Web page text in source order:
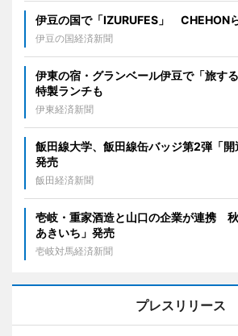
伊豆の国で「IZURUFES」 CHEHON
伊豆の国経済新聞
伊東の宿・グランベール伊豆で「旅す
特製ランチも
伊東経済新聞
飯田線大学、飯田線缶バッジ第2弾「
発売
飯田経済新聞
壱岐・重家酒造と山口の企業が連携
あきいち」発売
壱岐対馬経済新聞
プレスリリース